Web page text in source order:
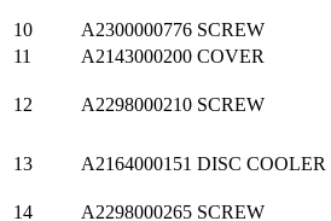
10
A2300000776 SCREW
11
A2143000200 COVER
12 A2298000210 SCREW
13 A2164000151 DISC COOLER
14 A2298000265 SCREW